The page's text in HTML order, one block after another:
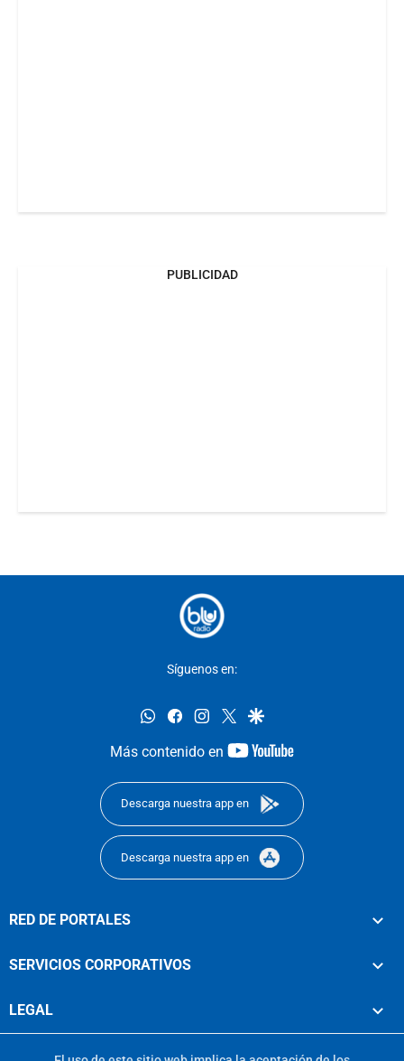
PUBLICIDAD
Síguenos en:
whatsappfacebookinstagram
twittergoogle
Más contenido en
youtube-
Descarga nuestra app en
Descarga nuestra app en
RED DE PORTALES
SERVICIOS CORPORATIVOS
LEGAL